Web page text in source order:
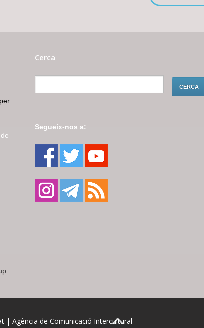
Cerca
Segueix-nos a:
| Agència de Comunicació Intercultural
BACK TO TOP